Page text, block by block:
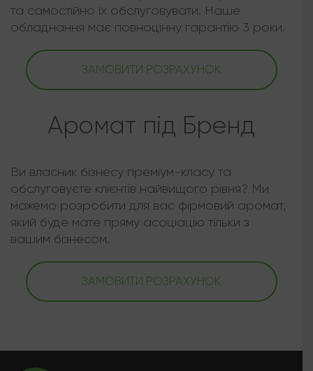
та самостійно їх обслуговувати. Наше
обладнання має повноцінну гарантію 3 роки.
ЗАМОВИТИ РОЗРАХУНОК
Аромат під Бренд
Ви власник бізнесу преміум-класу та
обслуговуєте клієнтів найвищого рівня? Ми
можемо розробити для вас фірмовий аромат,
який буде мате пряму асоціацію тільки з
вашим бізнесом.
ЗАМОВИТИ РОЗРАХУНОК